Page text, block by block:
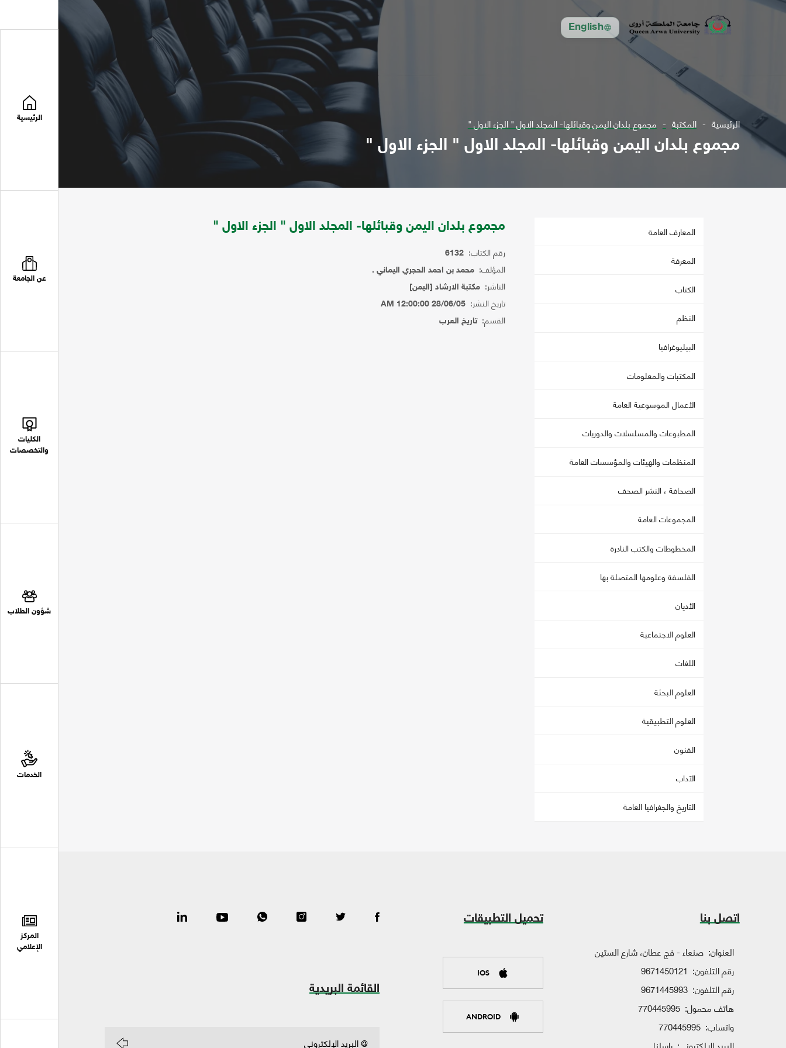
English
الرئيسية
عن الجامعة
الكليات
والتخصصات
شؤون الطلاب
الخدمات
المركز
الإعلامي
الرئيسية المكتبة مجموع بلدان اليمن وقبائلها- المجلد الاول " الجزء الاول "
مجموع بلدان اليمن وقبائلها- المجلد الاول " الجزء الاول "
المعارف العامة
المعرفة
الكتاب
النظم
البيليوغرافيا
المكتبات والمعلومات
الأعمال الموسوعية العامة
المطبوعات والمسلسلات والدوريات
المنظمات والهيئات والمؤسسات العامة
الصحافة ، النشر الصحف
المجموعات العامة
المخطوطات والكتب النادرة
الفلسفة وعلومها المتصلة بها
الأديان
العلوم الاجتماعية
اللغات
العلوم البحثة
العلوم التطبيقية
الفنون
الآداب
التاريخ والجغرافيا العامة
مجموع بلدان اليمن وقبائلها- المجلد الاول " الجزء الاول "
رقم الكتاب: 6132
المؤلف: محمد بن احمد الحجري اليماني .
الناشر: مكتبة الارشاد [اليمن]
تاريخ النشر: 28/06/05 12:00:00 AM
القسم:تاريخ العرب
اتصل بنا
العنوان: صنعاء - فج عطان، شارع الستين
رقم التلفون: 9671450121
رقم التلفون: 9671445993
هاتف محمول: 770445995
واتساب: 770445995
تحميل التطبيقات
IOS
ANDROID
القائمة البريدية